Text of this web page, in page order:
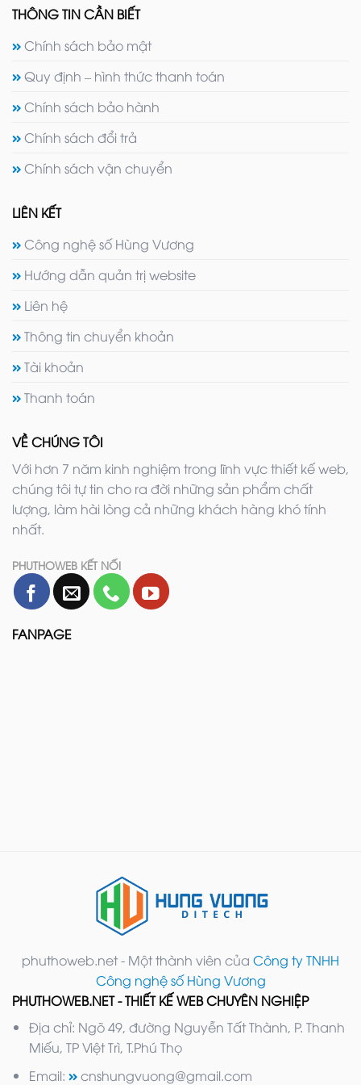
THÔNG TIN CẦN BIẾT
Chính sách bảo mật
Quy định – hình thức thanh toán
Chính sách bảo hành
Chính sách đổi trả
Chính sách vận chuyển
LIÊN KẾT
Công nghệ số Hùng Vương
Hướng dẫn quản trị website
Liên hệ
Thông tin chuyển khoản
Tài khoản
Thanh toán
VỀ CHÚNG TÔI
Với hơn 7 năm kinh nghiệm trong lĩnh vực thiết kế web,
chúng tôi tự tin cho ra đời những sản phẩm chất
lượng, làm hài lòng cả những khách hàng khó tính
nhất.
PHUTHOWEB KẾT NỐI
FANPAGE
phuthoweb.net - Một thành viên của Công ty TNHH
Công nghệ số Hùng Vương
PHUTHOWEB.NET - THIẾT KẾ WEB CHUYÊN NGHIỆP
Địa chỉ: Ngõ 49, đường Nguyễn Tất Thành, P. Thanh
Miếu, TP Việt Trì, T.Phú Thọ
Email:
cnshungvuong@gmail.com